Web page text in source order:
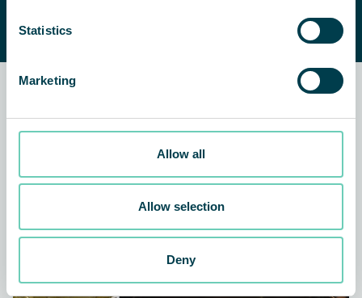
Statistics
Marketing
Allow all
Allow selection
Deny
solution adaptée.
témoignages clients
ARTICLE PURIFICATEURS D’AIR